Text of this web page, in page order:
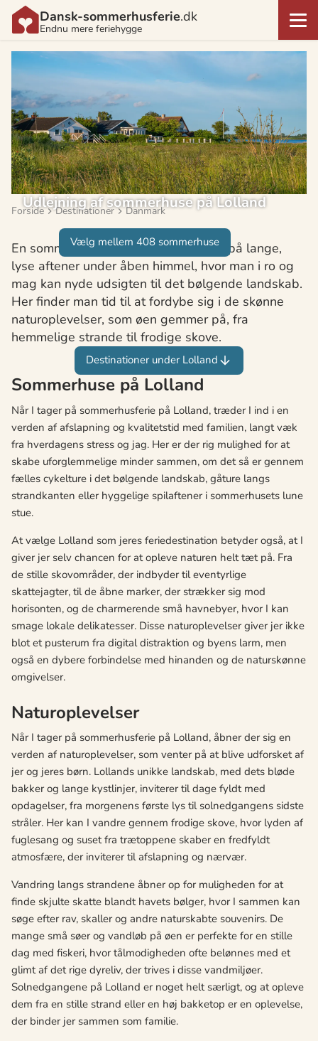
Dansk-sommerhusferie.dk
Endnu mere feriehygge
Udlejning af sommerhuse på Lolland
Vælg mellem 408 sommerhuse
Forside Destinationer Danmark
En sommerhusferie på Lolland byder på lange,
lyse aftener under åben himmel, hvor man i ro og
mag kan nyde udsigten til det bølgende landskab.
Her finder man tid til at fordybe sig i de skønne
naturoplevelser, som øen gemmer på, fra
hemmelige strande til frodige skove.
Destinationer under Lolland
Sommerhuse på Lolland
Når I tager på sommerhusferie på Lolland, træder I ind i en
verden af afslapning og kvalitetstid med familien, langt væk
fra hverdagens stress og jag. Her er der rig mulighed for at
skabe uforglemmelige minder sammen, om det så er gennem
fælles cykelture i det bølgende landskab, gåture langs
strandkanten eller hyggelige spilaftener i sommerhusets lune
stue.
At vælge Lolland som jeres feriedestination betyder også, at I
giver jer selv chancen for at opleve naturen helt tæt på. Fra
de stille skovområder, der indbyder til eventyrlige
skattejagter, til de åbne marker, der strækker sig mod
horisonten, og de charmerende små havnebyer, hvor I kan
smage lokale delikatesser. Disse naturoplevelser giver jer ikke
blot et pusterum fra digital distraktion og byens larm, men
også en dybere forbindelse med hinanden og de naturskønne
omgivelser.
Naturoplevelser
Når I tager på sommerhusferie på Lolland, åbner der sig en
verden af naturoplevelser, som venter på at blive udforsket af
jer og jeres børn. Lollands unikke landskab, med dets bløde
bakker og lange kystlinjer, inviterer til dage fyldt med
opdagelser, fra morgenens første lys til solnedgangens sidste
stråler. Her kan I vandre gennem frodige skove, hvor lyden af
fuglesang og suset fra trætoppene skaber en fredfyldt
atmosfære, der inviterer til afslapning og nærvær.
Vandring langs strandene åbner op for muligheden for at
finde skjulte skatte blandt havets bølger, hvor I sammen kan
søge efter rav, skaller og andre naturskabte souvenirs. De
mange små søer og vandløb på øen er perfekte for en stille
dag med fiskeri, hvor tålmodigheden ofte belønnes med et
glimt af det rige dyreliv, der trives i disse vandmiljøer.
Solnedgangene på Lolland er noget helt særligt, og at opleve
dem fra en stille strand eller en høj bakketop er en oplevelse,
der binder jer sammen som familie.